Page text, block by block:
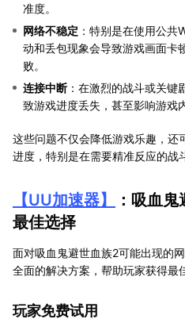
准度。
网络不稳定 ：特别是在使用公共
动和丢包现象会导致游戏画面卡
败。
连接中断 ：在激烈的战斗或关键
致游戏进度丢失，甚至影响游戏
这些问题不仅会降低游戏乐趣，还
进度，特别是在需要精准反应的战
【UU加速器】
：吸血
最佳选择
面对吸血鬼避世血族2可能出现的
全面的解决方案，帮助玩家获得最
玩家免费试用